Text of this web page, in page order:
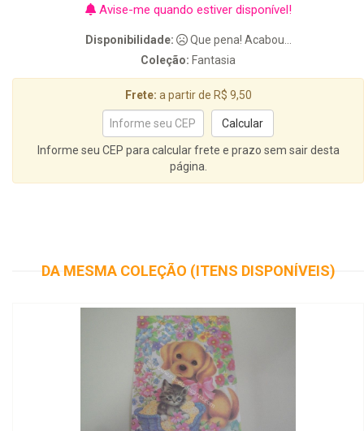
Avise-me quando estiver disponível!
Disponibilidade:
Que pena! Acabou...
Coleção: Fantasia
Frete: a partir de R$ 9,50
Informe seu CEP para calcular frete e prazo sem sair desta
página.
DA MESMA COLEÇÃO (ITENS DISPONÍVEIS)